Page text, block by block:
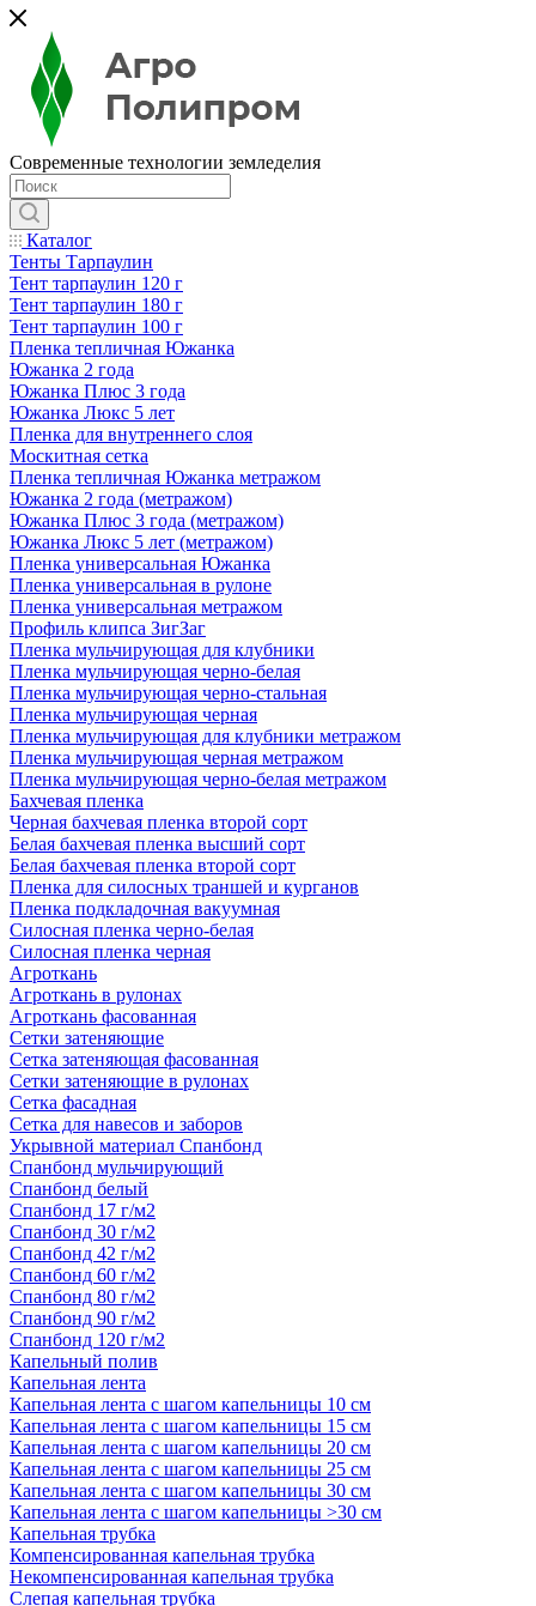
Современные технологии земледелия
Каталог
Тенты Тарпаулин
Тент тарпаулин 120 г
Тент тарпаулин 180 г
Тент тарпаулин 100 г
Пленка тепличная Южанка
Южанка 2 года
Южанка Плюс 3 года
Южанка Люкс 5 лет
Пленка для внутреннего слоя
Москитная сетка
Пленка тепличная Южанка метражом
Южанка 2 года (метражом)
Южанка Плюс 3 года (метражом)
Южанка Люкс 5 лет (метражом)
Пленка универсальная Южанка
Пленка универсальная в рулоне
Пленка универсальная метражом
Профиль клипса ЗигЗаг
Пленка мульчирующая для клубники
Пленка мульчирующая черно-белая
Пленка мульчирующая черно-стальная
Пленка мульчирующая черная
Пленка мульчирующая для клубники метражом
Пленка мульчирующая черная метражом
Пленка мульчирующая черно-белая метражом
Бахчевая пленка
Черная бахчевая пленка второй сорт
Белая бахчевая пленка высший сорт
Белая бахчевая пленка второй сорт
Пленка для силосных траншей и курганов
Пленка подкладочная вакуумная
Силосная пленка черно-белая
Силосная пленка черная
Агроткань
Агроткань в рулонах
Агроткань фасованная
Сетки затеняющие
Сетка затеняющая фасованная
Сетки затеняющие в рулонах
Сетка фасадная
Сетка для навесов и заборов
Укрывной материал Спанбонд
Спанбонд мульчирующий
Спанбонд белый
Спанбонд 17 г/м2
Спанбонд 30 г/м2
Спанбонд 42 г/м2
Спанбонд 60 г/м2
Спанбонд 80 г/м2
Спанбонд 90 г/м2
Спанбонд 120 г/м2
Капельный полив
Капельная лента
Капельная лента с шагом капельницы 10 см
Капельная лента с шагом капельницы 15 см
Капельная лента с шагом капельницы 20 см
Капельная лента с шагом капельницы 25 см
Капельная лента с шагом капельницы 30 см
Капельная лента с шагом капельницы >30 см
Капельная трубка
Компенсированная капельная трубка
Некомпенсированная капельная трубка
Слепая капельная трубка